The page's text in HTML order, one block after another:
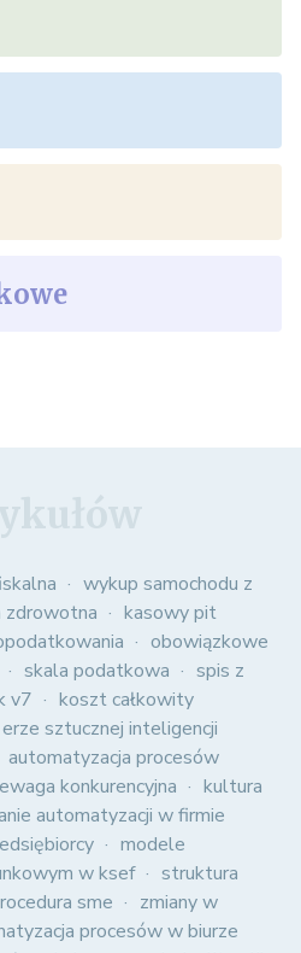
wykup samochodu z
zdrowotna
kasowy pit
obowiązkowe
skala podatkowa
spis z
v7
koszt całkowity
sztucznej inteligencji
automatyzacja procesów
konkurencyjna
kultura
automatyzacji w firmie
modele
w ksef
struktura
sme
zmiany w
procesów w biurze